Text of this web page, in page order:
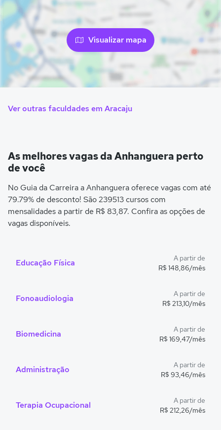
Visualizar mapa
Ver outras faculdades em Aracaju
As melhores vagas da Anhanguera perto
de você
No Guia da Carreira a Anhanguera oferece vagas com até
79.79% de desconto! São 239513 cursos com
mensalidades a partir de R$ 83,87. Confira as opções de
vagas disponíveis.
Educação Física
A partir de
R$ 148,86/mês
Fonoaudiologia
A partir de
R$ 213,10/mês
Biomedicina
A partir de
R$ 169,47/mês
Administração
A partir de
R$ 93,46/mês
Terapia Ocupacional
A partir de
R$ 212,26/mês